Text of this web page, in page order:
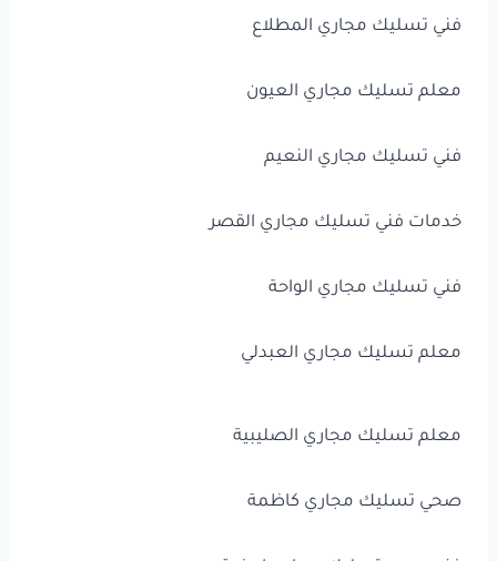
فني تسليك مجاري المطلاع
معلم تسليك مجاري العيون
فني تسليك مجاري النعيم
خدمات فني تسليك مجاري القصر
فني تسليك مجاري الواحة
معلم تسليك مجاري العبدلي
معلم تسليك مجاري الصليبية
صحي تسليك مجاري كاظمة